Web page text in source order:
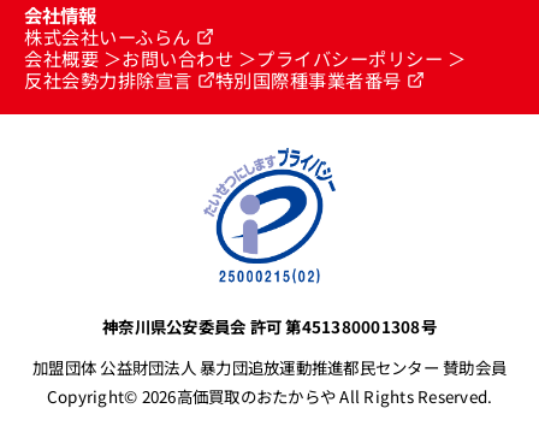
会社情報
株式会社いーふらん
会社概要
お問い合わせ
プライバシーポリシー
反社会勢力排除宣言
特別国際種事業者番号
神奈川県公安委員会 許可 第451380001308号
加盟団体 公益財団法人 暴力団追放運動推進都民センター 賛助会員
Copyright© 2026高価買取のおたからや All Rights Reserved.